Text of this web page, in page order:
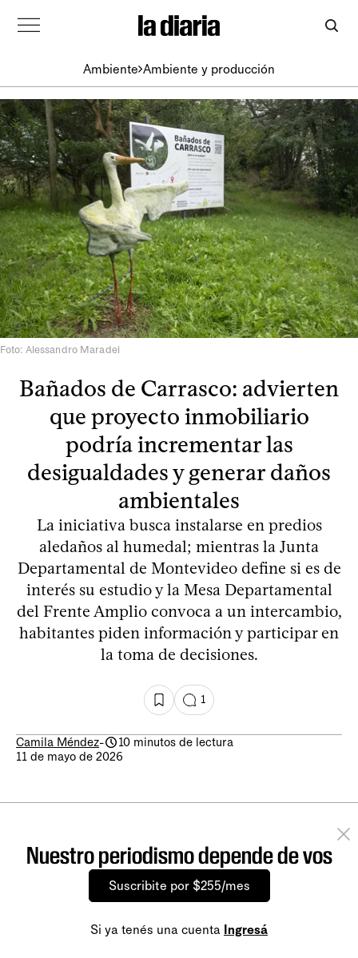
Ambiente Ambiente y producción
Foto: Alessandro Maradei
Bañados de Carrasco: advierten
que proyecto inmobiliario
podría incrementar las
desigualdades y generar daños
ambientales
La iniciativa busca instalarse en predios
aledaños al humedal; mientras la Junta
Departamental de Montevideo define si es de
interés su estudio y la Mesa Departamental
del Frente Amplio convoca a un intercambio,
habitantes piden información y participar en
la toma de decisiones.
1
Camila Méndez-
10 minutos de lectura
11 de mayo de 2026
Nuestro periodismo depende de vos
Suscribite por $255/mes
Si ya tenés una cuenta Ingresá